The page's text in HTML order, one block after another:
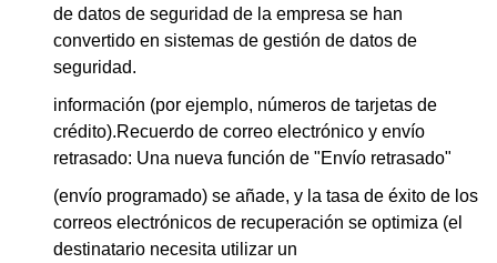
PRESENTACIóN
de datos de seguridad de la empresa se han
convertido en sistemas de gestión de datos de
seguridad.
información (por ejemplo, números de tarjetas de
crédito).Recuerdo de correo electrónico y envío
retrasado: Una nueva función de "Envío retrasado"
(envío programado) se añade, y la tasa de éxito de los
correos electrónicos de recuperación se optimiza (el
destinatario necesita utilizar un